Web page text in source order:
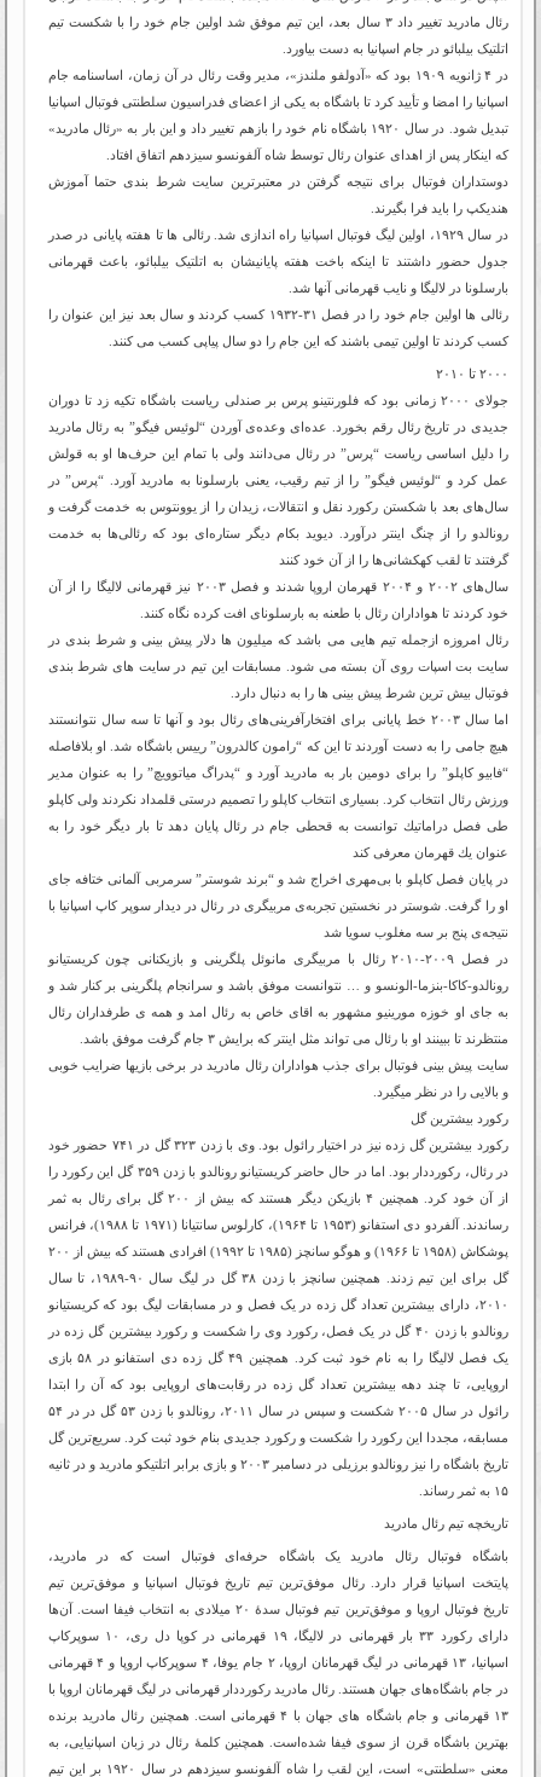
رئال مادرید تغییر داد ۳ سال بعد، این تیم موفق شد اولین جام خود را با شکست تیم
اتلتیک بیلبائو در جام اسپانیا به دست بیاورد.
در ۴ ژانویه ۱۹۰۹ بود که «آدولفو ملندز»، مدیر وقت رئال در آن زمان، اساسنامه جام
اسپانیا را امضا و تأیید کرد تا باشگاه به یکی از اعضای فدراسیون سلطنتی فوتبال اسپانیا
تبدیل شود. در سال ۱۹۲۰ باشگاه نام خود را بازهم تغییر داد و این بار به «رئال مادرید»
که اینکار پس از اهدای عنوان رئال توسط شاه آلفونسو سیزدهم اتفاق افتاد.
دوستداران فوتبال برای نتیجه گرفتن در معتبرترین سایت شرط بندی حتما آموزش
هندیکپ را باید فرا بگیرند.
در سال ۱۹۲۹، اولین لیگ فوتبال اسپانیا راه اندازی شد. رئالی ها تا هفته پایانی در صدر
جدول حضور داشتند تا اینکه باخت هفته پایانیشان به اتلتیک بیلبائو، باعث قهرمانی
بارسلونا در لالیگا و نایب قهرمانی آنها شد.
رئالی ها اولین جام خود را در فصل ۳۱-۱۹۳۲ کسب کردند و سال بعد نیز این عنوان را
کسب کردند تا اولین تیمی باشند که این جام را دو سال پیاپی کسب می کنند.
۲۰۰۰ تا ۲۰۱۰
جولای ۲۰۰۰ زمانی بود كه فلورنتینو پرس بر صندلی ریاست باشگاه تكیه زد تا دوران
جدیدی در تاریخ رئال رقم بخورد. عده‌ای وعده‌ی آوردن “لوئیس فیگو” به رئال مادرید
را دلیل اساسی ریاست “پرس” در رئال می‌دانند ولی با تمام این حرف‌ها او به قولش
عمل كرد و “لوئیس فیگو” را از تیم رقیب، یعنی بارسلونا به مادرید آورد. “پرس” در
سال‌های بعد با شكستن ركورد نقل و انتقالات، زیدان را از یوونتوس به خدمت گرفت و
رونالدو را از چنگ اینتر درآورد. دیوید بكام دیگر ستاره‌ای بود كه رئالی‌ها به خدمت
گرفتند تا لقب كهكشانی‌ها را از آن خود كنند
سال‌های ۲۰۰۲ و ۲۰۰۴ قهرمان اروپا شدند و فصل ۲۰۰۳ نیز قهرمانی لالیگا را از آن
خود كردند تا هواداران رئال با طعنه به بارسلونای افت كرده نگاه كنند.
رئال امروزه ازجمله تیم هایی می باشد که میلیون ها دلار پیش بینی و شرط بندی در
سایت بت اسپات روی آن بسته می شود. مسابقات این تیم در سایت های شرط بندی
فوتبال بیش ترین شرط پیش بینی ها را به دنبال دارد.
اما سال ۲۰۰۳ خط پایانی برای افتخارآفرینی‌های رئال بود و آنها تا سه سال نتوانستند
هیچ جامی را به دست آوردند تا این كه “رامون كالدرون” رییس باشگاه شد. او بلافاصله
“فابیو كاپلو” را برای دومین بار به مادرید آورد و “پدراگ میاتوویچ” را به عنوان مدیر
ورزش رئال انتخاب كرد. بسیاری انتخاب كاپلو را تصمیم درستی قلمداد نكردند ولی كاپلو
طی فصل دراماتیك توانست به قحطی جام در رئال پایان دهد تا بار دیگر خود را به
عنوان یك قهرمان معرفی كند
در پایان فصل كاپلو با بی‌مهری اخراج شد و “برند شوستر” سرمربی آلمانی ختافه جای
او را گرفت. شوستر در نخستین تجربه‌ی مربیگری در رئال در دیدار سوپر كاپ اسپانیا با
نتیجه‌ی پنج بر سه مغلوب سویا شد
در فصل ۲۰۰۹-۲۰۱۰ رئال با مربیگری مانوئل پلگرینی و بازیکنانی چون کریستیانو
رونالدو-کاکا-بنزما-الونسو و … نتوانست موفق باشد و سرانجام پلگرینی بر کنار شد و
به جای او خوزه مورینیو مشهور به اقای خاص به رئال امد و همه ی طرفداران رئال
منتظرند تا ببینند او با رئال می تواند مثل اینتر که برایش ۳ جام گرفت موفق باشد.
سایت پیش بینی فوتبال برای جذب هواداران رئال مادرید در برخی بازیها ضرایب خوبی
و بالایی را در نظر میگیرد.
رکورد بیشترین گل
رکورد بیشترین گل زده نیز در اختیار رائول بود. وی با زدن ۳۲۳ گل در ۷۴۱ حضور خود
در رئال، رکورددار بود. اما در حال حاضر کریستیانو رونالدو با زدن ۳۵۹ گل این رکورد را
از آن خود کرد. همچنین ۴ بازیکن دیگر هستند که بیش از ۲۰۰ گل برای رئال به ثمر
رساندند. آلفردو دی استفانو (۱۹۵۳ تا ۱۹۶۴)، کارلوس سانتیانا (۱۹۷۱ تا ۱۹۸۸)، فرانس
پوشکاش (۱۹۵۸ تا ۱۹۶۶) و هوگو سانچز (۱۹۸۵ تا ۱۹۹۲) افرادی هستند که بیش از ۲۰۰
گل برای این تیم زدند. همچنین سانچز با زدن ۳۸ گل در لیگ سال ۹۰-۱۹۸۹، تا سال
۲۰۱۰، دارای بیشترین تعداد گل زده در یک فصل و در مسابقات لیگ بود که کریستیانو
رونالدو با زدن ۴۰ گل در یک فصل، رکورد وی را شکست و رکورد بیشترین گل زده در
یک فصل لالیگا را به نام خود ثبت کرد. همچنین ۴۹ گل زده دی استفانو در ۵۸ بازی
اروپایی، تا چند دهه بیشترین تعداد گل زده در رقابت‌های اروپایی بود که آن را ابتدا
رائول در سال ۲۰۰۵ شکست و سپس در سال ۲۰۱۱، رونالدو با زدن ۵۳ گل در در ۵۴
مسابقه، مجددا این رکورد را شکست و رکورد جدیدی بنام خود ثبت کرد. سریع‌ترین گل
تاریخ باشگاه را نیز رونالدو برزیلی در دسامبر ۲۰۰۳ و بازی برابر اتلتیکو مادرید و در ثانیه
۱۵ به ثمر رساند.
تاریخچه تیم رئال مادرید
باشگاه فوتبال رئال مادرید یک باشگاه حرفه‌ای فوتبال است که در مادرید،
پایتخت اسپانیا قرار دارد. رئال موفق‌ترین تیم تاریخ فوتبال اسپانیا و موفق‌ترین تیم
تاریخ فوتبال اروپا و موفق‌ترین تیم فوتبال سدهٔ ۲۰ میلادی به انتخاب فیفا است. آن‌ها
دارای رکورد ۳۳ بار قهرمانی در لالیگا، ۱۹ قهرمانی در کوپا دل ری، ۱۰ سوپرکاپ
اسپانیا، ۱۳ قهرمانی در لیگ قهرمانان اروپا، ۲ جام یوفا، ۴ سوپرکاپ اروپا و ۴ قهرمانی
در جام باشگاه‌های جهان هستند. رئال مادرید رکورددار قهرمانی در لیگ قهرمانان اروپا با
۱۳ قهرمانی و جام باشگاه های جهان با ۴ قهرمانی است. همچنین رئال مادرید برنده
بهترین باشگاه قرن از سوی فیفا شده‌است. همچنین کلمهٔ رئال در زبان اسپانیایی، به
معنی «سلطنتی» است، این لقب را شاه آلفونسو سیزدهم در سال ۱۹۲۰ بر این تیم